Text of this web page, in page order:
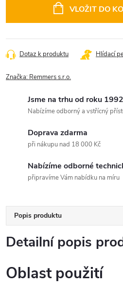
VLOŽIT DO
Dotaz k produktu Hlídací
Značka: Remmers s.r.o.
Jsme na trhu od roku 1992
Nabízíme odborný a vstřícný
Doprava zdarma
při nákupu nad 18 000 Kč
Nabízíme odborné
připravíme Vám nabídku na míru
Popis produktu
Detailní popis
Oblast použití